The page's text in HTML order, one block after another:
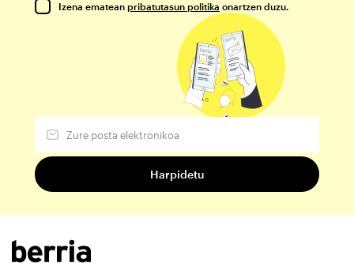
Izena ematean pribatutasun politika onartzen duzu.